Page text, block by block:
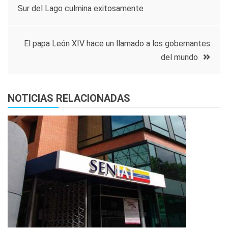
entradas
Sur del Lago culmina exitosamente
El papa León XIV hace un llamado a los gobernantes
del mundo
NOTICIAS RELACIONADAS